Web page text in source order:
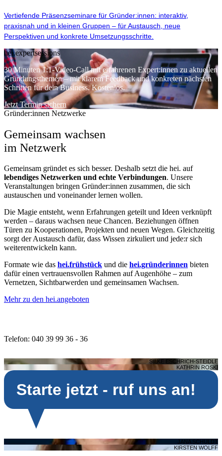
Vertiefende Präsenzseminare für Gründer:innen: interaktiv,
praxisnah und in kleinen Gruppen – für Austausch, neue
Perspektiven und konkrete Umsetzungsschritte.
hei.expertsessions
30 Minuten 1:1-Video-Call mit erfahrenen Expert:innen zu aktuellen
Gründungsthemen – mit klarem Feedback und konkreten nächsten
Schritten für dein Business. Kostenlos.
Jetzt Termin sichern
Gründer:innen Netzwerke
Gemeinsam wachsen
im Netzwerk
Gemeinsam gründet es sich besser. Deshalb setzt die hei. auf
lebendiges Netzwerken und echte Verbindungen. Unsere
Veranstaltungen bringen Gründer:innen zusammen, die sich
austauschen und voneinander lernen wollen.
Die Magie entsteht, wenn Erfahrungen geteilt und Ideen verknüpft
werden – daraus wachsen neue Chancen. Beziehungen öffnen
Türen zu Kooperationen, Projekten und neuen Wegen. Gleichzeitig
sorgt der Austausch dafür, dass Wissen zirkuliert und jede:r sich
weiterentwickeln kann.
Formate wie das hei.frühstück und die hei.gründerinnen bieten
dafür einen vertrauensvollen Rahmen auf Augenhöhe – zum
Vernetzen, Sichtbarwerden und gemeinsamen Wachsen.
Mehr zu den hei.angeboten
Telefon: 040 39 99 36 - 36
SILKE ESCHRICH-STEIDLE
KATHRIN ROSKI
Starte jetzt - ruf uns an!
JANA SCHULDT
KIRSTEN WOLFF